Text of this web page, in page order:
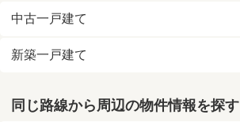
中古一戸建て
新築一戸建て
同じ路線から周辺の物件情報を探す